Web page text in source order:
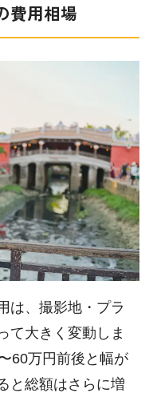
費用相場
は、撮影地・プラ
て大きく変動しま
60万円前後と幅が
と総額はさらに増